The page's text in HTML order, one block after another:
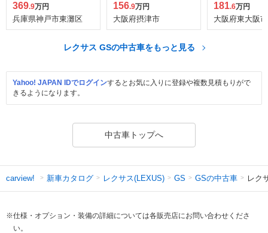
369.9万円
兵庫県神戸市東灘区
156.9万円
大阪府摂津市
181.6万円
大阪府東大阪市
レクサス GSの中古車をもっと見る
Yahoo! JAPAN IDでログインするとお気に入りに登録や複数見積もりがで
きるようになります。
中古車トップへ
carview! 新車カタログ レクサス(LEXUS) GS GSの中古車 レク
※仕様・オプション・装備の詳細については各販売店にお問い合わせくださ
い。